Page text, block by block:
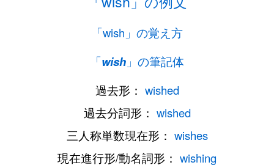
「wish」の覚え方
「wish 」の筆記体
過去形： wished
過去分詞形： wished
三人称単数現在形： wishes
現在進行形/動名詞形： wishing